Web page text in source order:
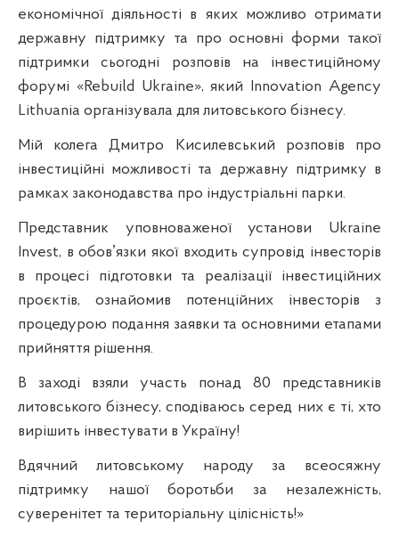
економічної діяльності в яких можливо отримати
державну підтримку та про основні форми такої
підтримки сьогодні розповів на інвестиційному
форумі «Rebuild Ukraine», який Innovation Agency
Lithuania організувала для литовського бізнесу.
Мій колега Дмитро Кисилевський розповів про
інвестиційні можливості та державну підтримку в
рамках законодавства про індустріальні парки.
Представник уповноваженої установи Ukraine
Invest, в обовʼязки якої входить супровід інвесторів
в процесі підготовки та реалізації інвестиційних
проєктів, ознайомив потенційних інвесторів з
процедурою подання заявки та основними етапами
прийняття рішення.
В заході взяли участь понад 80 представників
литовського бізнесу, сподіваюсь серед них є ті, хто
вирішить інвестувати в Україну!
Вдячний литовському народу за всеосяжну
підтримку нашої боротьби за незалежність,
суверенітет та територіальну цілісність!»